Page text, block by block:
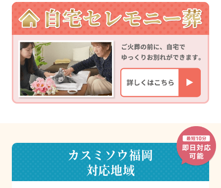
カスミソウ福岡
対応地域